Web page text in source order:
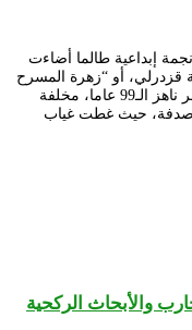
2020، شمعة عمر نجمة إبداعية طالما أضاءت
قزدرلي، أو “زهرة المسرح
الجزائري” كما كانت تلقّب دوما، غادرتنا عن عمر ناهز الـ99 عاما، مخلفة
صدفة، حيث غطت غياب
والأبحاث الركحية